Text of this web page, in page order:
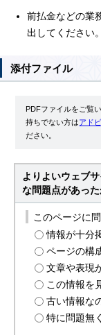
前払金などの業
出してください。
添付ファイル
PDFファイルをご覧
持ちでない方はアド
ださい。
よりよいウェブ
な問題点があった
このページに
情報が十分
ページの構
文章や表現
この情報を
古い情報な
特に問題無